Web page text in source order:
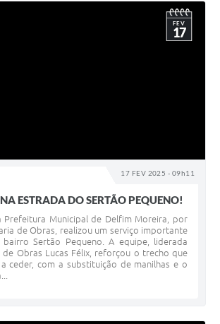
17 FEV 2025 - 09h11
FEV
17
ESTRADA DO SERTÃO PEQUENO!
Prefeitura Municipal de Delfim Moreira, por
de Obras, realizou um serviço importante
Sertão Pequeno. A equipe, liderada
de Obras Lucas Félix, reforçou o trecho que
ceder, com a substituição de manilhas e o